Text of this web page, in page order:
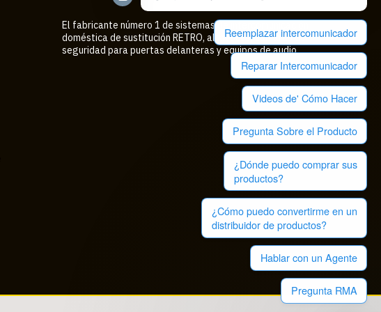
El fabricante número 1 de sistemas de intercomunicación
doméstica de sustitución RETRO, altavoces, cámaras de
seguridad para puertas delanteras y equipos de audio
Reemplazar intercomunicador
Reparar Intercomunicador
Videos de' Cómo Hacer
Pregunta Sobre el Producto
¿Dónde puedo comprar sus
productos?
¿Cómo puedo convertirme en un
distribuidor de productos?
Hablar con un Agente
Pregunta RMA